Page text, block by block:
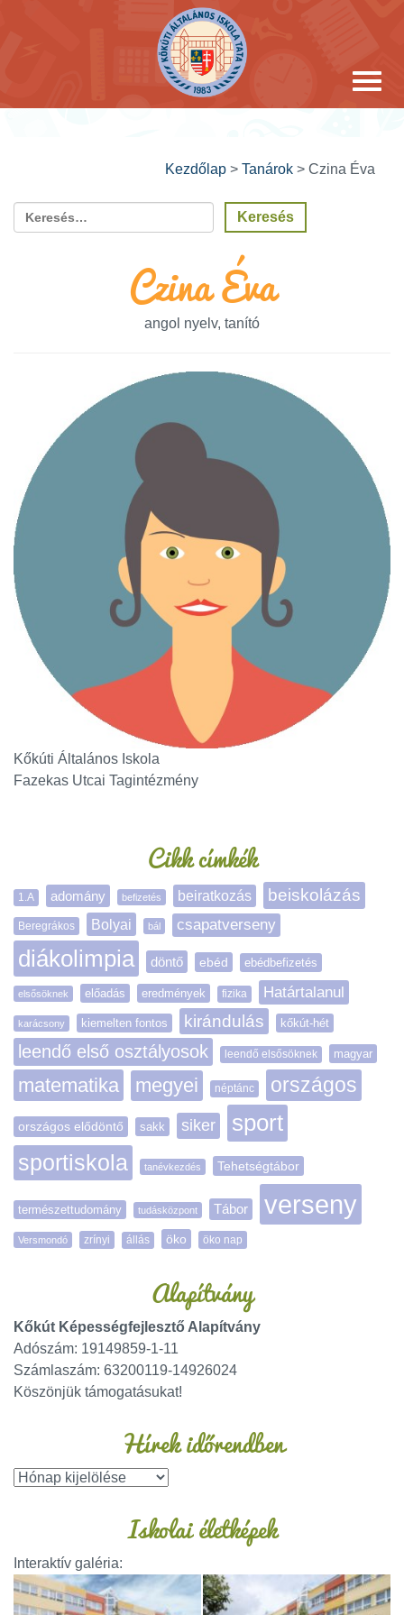
Kezdőlap > Tanárok > Czina Éva
Czina Éva
angol nyelv, tanító
Kőkúti Általános Iskola
Fazekas Utcai Tagintézmény
Cikk címkék
1.A adomány befizetés beiratkozás beiskolázás
Beregrákos Bolyai bál csapatverseny
diákolimpia döntő ebéd ebédbefizetés
elsősöknek előadás eredmények fizika Határtalanul
karácsony kiemelten fontos kirándulás kőkút-hét
leendő első osztályosok leendő elsősöknek magyar
matematika megyei néptánc országos
országos elődöntő sakk siker sport
sportiskola tanévkezdés Tehetségtábor
természettudomány tudásközpont Tábor verseny
Versmondó zrínyi állás öko öko nap
Alapítvány
Kőkút Képességfejlesztő Alapítvány
Adószám: 19149859-1-11
Számlaszám: 63200119-14926024
Köszönjük támogatásukat!
Hírek időrendben
Iskolai életképek
Interaktív galéria: